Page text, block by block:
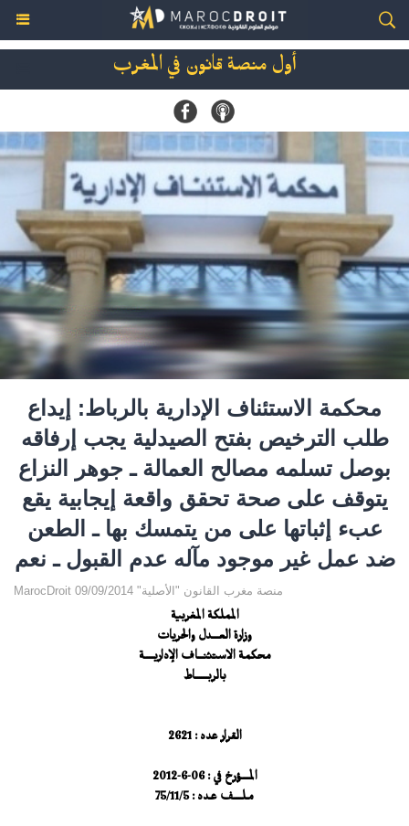
أول منصة قانون في المغرب
محكمة الاستئناف الإدارية بالرباط: إيداع
طلب الترخيص بفتح الصيدلية يجب إرفاقه
بوصل تسلمه مصالح العمالة ـ جوهر النزاع
يتوقف على صحة تحقق واقعة إيجابية يقع
عبء إثباتها على من يتمسك بها ـ الطعن
ضد عمل غير موجود مآله عدم القبول ـ نعم
MarocDroit منصة مغرب القانون "الأصلية" 09/09/2014
المملكة المغربية
وزارة العــــدل والحريات
محكمة الاستئنـــاف الإداريـــــة
بالربـــــــاط
القرار عدد : 2621
المــــؤرخ في : 06-6-2012
مـلــــف عـدد : 75/11/5